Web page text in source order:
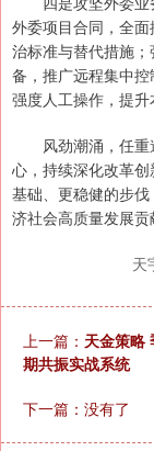
外委项目合同，全
治标准与替代措施
备，推广远程集中
强度人工操作，提升
风劲潮涌，任重
心，持续深化改革
基础、更稳健的步
济社会高质量发展贡
天
上一篇： 天金策略
期共振实战系统
下一篇：没有了